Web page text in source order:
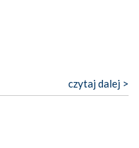
czytaj dalej >